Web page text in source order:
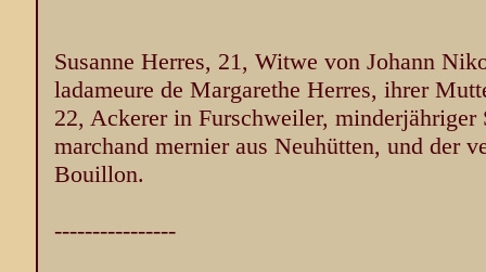
Susanne Herres, 21, Witwe von Johann
ladameure de Margarethe Herres, ihrer
22, Ackerer in Furschweiler,
marchand mernier aus Neuhütten, und der
Bouillon.
----------------